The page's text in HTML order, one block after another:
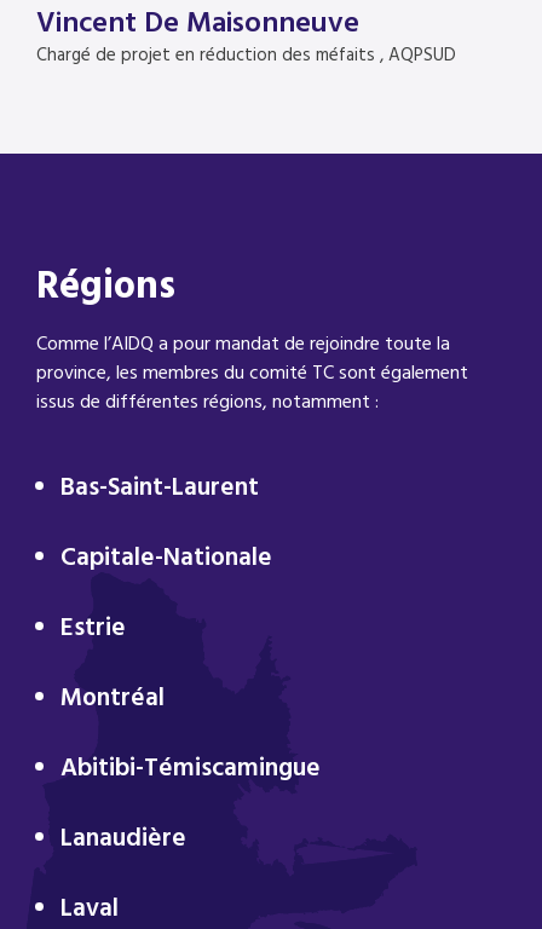
Vincent De Maisonneuve
Chargé de projet en réduction des méfaits , AQPSUD
Régions
Comme l’AIDQ a pour mandat de rejoindre toute la
province, les membres du comité TC sont également
issus de différentes régions, notamment :
Bas-Saint-Laurent
Capitale-Nationale
Estrie
Montréal
Abitibi-Témiscamingue
Lanaudière
Laval